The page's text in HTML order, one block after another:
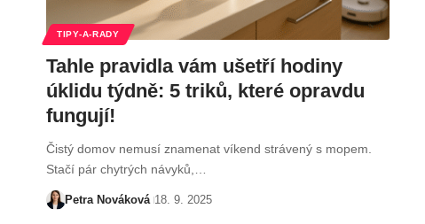
TIPY-A-RADY
Tahle pravidla vám ušetří hodiny
úklidu týdně: 5 triků, které opravdu
fungují!
Čistý domov nemusí znamenat víkend strávený s mopem.
Stačí pár chytrých návyků,…
Petra Nováková 18. 9. 2025